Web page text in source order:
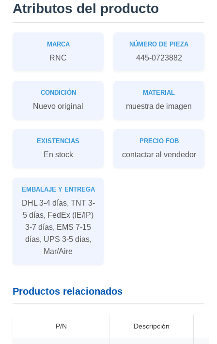
Atributos del producto
MARCA
RNC
NÚMERO DE PIEZA
445-0723882
CONDICIÓN
Nuevo original
MATERIAL
muestra de imagen
EXISTENCIAS
En stock
PRECIO FOB
contactar al vendedor
EMBALAJE Y ENTREGA
DHL 3-4 días, TNT 3-
5 días, FedEx (IE/IP)
3-7 días, EMS 7-15
días, UPS 3-5 días,
Mar/Aire
Productos relacionados
P/N Descripción